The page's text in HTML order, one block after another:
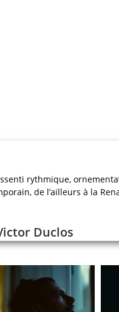
rythmique,
de l’ailleurs à la
Duclos